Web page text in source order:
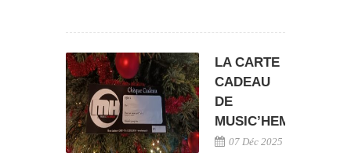
LA CARTE
CADEAU
DE
MUSIC’HEMANN
07 Déc 2025